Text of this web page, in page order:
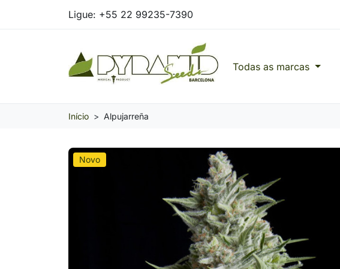
Ligue: +55 22 99235-7390
Pyramid Seeds Brasil: O Seu Banco de Seeds de Confiança
Todas as marcas
Início Alpujarreña
Novo